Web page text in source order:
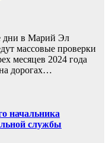
дни в Марий Эл
массовые проверки
месяцев 2024 года
дорогах…
начальника
службы